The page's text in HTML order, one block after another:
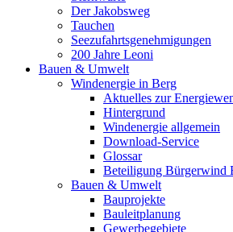
Der Jakobsweg
Tauchen
Seezufahrtsgenehmigungen
200 Jahre Leoni
Bauen & Umwelt
Windenergie in Berg
Aktuelles zur
Hintergrund
Windenergie allgemein
Download-Service
Glossar
Beteiligung Bürgerwind
Bauen & Umwelt
Bauprojekte
Bauleitplanung
Gewerbegebiete